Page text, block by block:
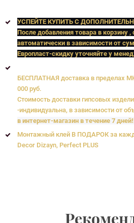
УСПЕЙТЕ КУПИТЬ C
После добавления товара в корзину ,
автоматически в зависимости от
Европласт-скидку уточняйте у
БЕСПЛАТНАЯ доставка в пределах
000 руб.
Стоимость доставки гипсовых
-индивидуальна, в зависимости от
в интернет-магазин в течение 7
Монтажный клей В ПОДАРОК за
Decor Dizayn, Perfect PLUS